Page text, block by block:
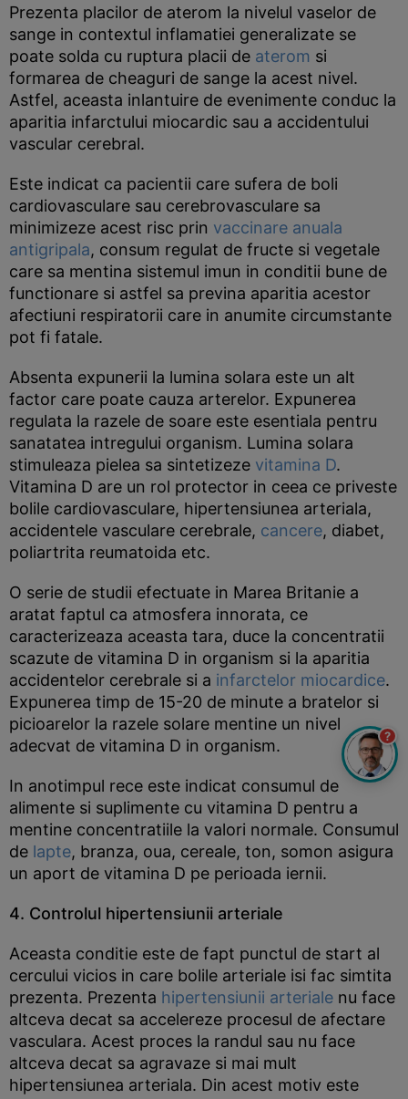
Prezenta placilor de aterom la nivelul vaselor de
sange in contextul inflamatiei generalizate se
poate solda cu ruptura placii de aterom si
formarea de cheaguri de sange la acest nivel.
Astfel, aceasta inlantuire de evenimente conduc la
aparitia infarctului miocardic sau a accidentului
vascular cerebral.
Este indicat ca pacientii care sufera de boli
cardiovasculare sau cerebrovasculare sa
minimizeze acest risc prin vaccinare anuala
antigripala, consum regulat de fructe si vegetale
care sa mentina sistemul imun in conditii bune de
functionare si astfel sa previna aparitia acestor
afectiuni respiratorii care in anumite circumstante
pot fi fatale.
Absenta expunerii la lumina solara este un alt
factor care poate cauza arterelor. Expunerea
regulata la razele de soare este esentiala pentru
sanatatea intregului organism. Lumina solara
stimuleaza pielea sa sintetizeze vitamina D.
Vitamina D are un rol protector in ceea ce priveste
bolile cardiovasculare, hipertensiunea arteriala,
accidentele vasculare cerebrale, cancere, diabet,
poliartrita reumatoida etc.
O serie de studii efectuate in Marea Britanie a
aratat faptul ca atmosfera innorata, ce
caracterizeaza aceasta tara, duce la concentratii
scazute de vitamina D in organism si la aparitia
accidentelor cerebrale si a infarctelor miocardice.
Expunerea timp de 15-20 de minute a bratelor si
picioarelor la razele solare mentine un nivel
adecvat de vitamina D in organism.
In anotimpul rece este indicat consumul de
alimente si suplimente cu vitamina D pentru a
mentine concentratiile la valori normale. Consumul
de lapte, branza, oua, cereale, ton, somon asigura
un aport de vitamina D pe perioada iernii.
4. Controlul hipertensiunii arteriale
Aceasta conditie este de fapt punctul de start al
cercului vicios in care bolile arteriale isi fac simtita
prezenta. Prezenta hipertensiunii arteriale nu face
altceva decat sa accelereze procesul de afectare
vasculara. Acest proces la randul sau nu face
altceva decat sa agravaze si mai mult
hipertensiunea arteriala. Din acest motiv este
?